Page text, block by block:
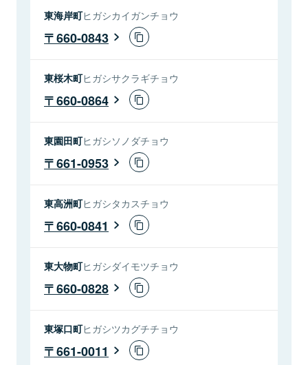
東海岸町ヒガシカイガンチョウ
660-0843
東桜木町ヒガシサクラギチョウ
660-0864
東園田町ヒガシソノダチョウ
661-0953
東高洲町ヒガシタカスチョウ
660-0841
東大物町ヒガシダイモツチョウ
660-0828
東塚口町ヒガシツカグチチョウ
661-0011